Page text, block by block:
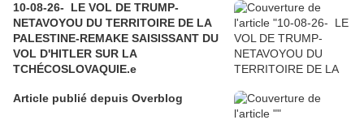
10-08-26- LE VOL DE TRUMP-
NETAVOYOU DU TERRITOIRE DE LA
PALESTINE-REMAKE SAISISSANT DU
VOL D'HITLER SUR LA
TCHÉCOSLOVAQUIE.e
Article publié depuis Overblog